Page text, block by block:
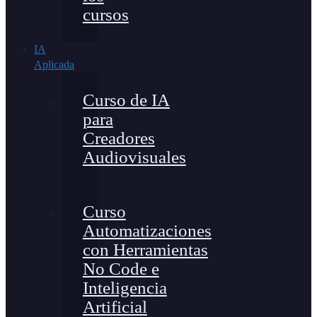
cursos
IA
Aplicada
Curso de IA
para
Creadores
Audiovisuales
Curso
Automatizaciones
con Herramientas
No Code e
Inteligencia
Artificial